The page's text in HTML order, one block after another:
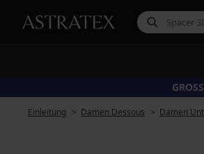
Einleitung Damen Dessous Damen